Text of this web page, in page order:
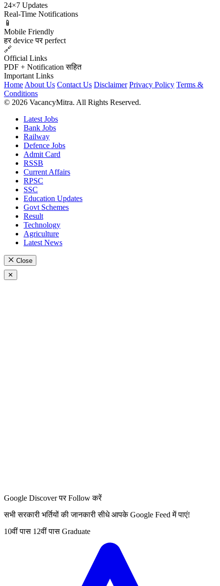
24×7 Updates
Real-Time Notifications
📱
Mobile Friendly
हर device पर perfect
🔗
Official Links
PDF + Notification सहित
Important Links
Home About Us Contact Us Disclaimer Privacy Policy Terms &
Conditions
© 2026 VacancyMitra. All Rights Reserved.
Latest Jobs
Bank Jobs
Railway
Defence Jobs
Admit Card
RSSB
Current Affairs
RPSC
SSC
Education Updates
Govt Schemes
Result
Technology
Agriculture
Latest News
Close
✕
Google Discover पर Follow करें
सभी सरकारी भर्तियों की जानकारी सीधे आपके Google Feed में पाएं!
10वीं पास 12वीं पास Graduate